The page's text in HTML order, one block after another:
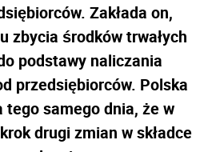
Zakłada on,
zbycia środków trwałych
podstawy naliczania
przedsiębiorców. Polska
tego samego dnia, że w
drugi zmian w składce